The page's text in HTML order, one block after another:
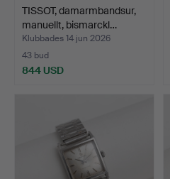
TISSOT, damarmbandsur,
manuellt, bismarckl…
Klubbades 14 jun 2026
43 bud
844 USD